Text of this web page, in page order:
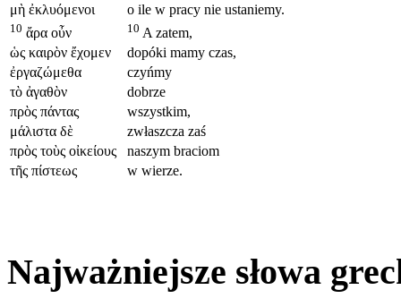
μὴ ἐκλυόμενοι
o ile w pracy nie ustaniemy.
10 ἄρα οὖν 10 A zatem,
ὡς καιρὸν ἔχομεν
dopóki mamy czas,
ἐργαζώμεθα
czyńmy
τὸ ἀγαθὸν
dobrze
πρὸς πάντας
wszystkim,
μάλιστα δὲ
zwłaszcza zaś
πρὸς τοὺς οἰκείους
naszym braciom
τῆς πίστεως
w wierze.
Najważniejsze słowa